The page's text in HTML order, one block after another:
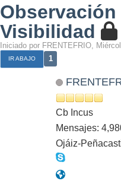
Visibilidad
Iniciado por FRENTEFRIO,
IR ABAJO 1
Cb Incus
Mensajes:
Ojáiz-